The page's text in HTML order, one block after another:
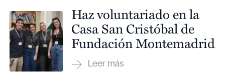
Haz voluntariado en la
Casa San Cristóbal de
Fundación Montemadrid